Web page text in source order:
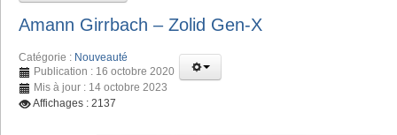
Amann Girrbach – Zolid Gen-X
Catégorie : Nouveauté
Publication : 16 octobre 2020
Mis à jour : 14 octobre 2023
Affichages : 2137